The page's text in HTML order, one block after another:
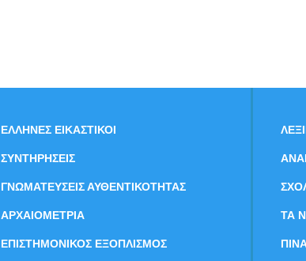
ΕΛΛΗΝΕΣ ΕΙΚΑΣΤΙΚΟΙ
ΣΥΝΤΗΡΗΣΕΙΣ
ΓΝΩΜΑΤΕΥΣΕΙΣ ΑΥΘΕΝΤΙΚΟΤΗΤΑΣ
ΑΡΧΑΙΟΜΕΤΡΙΑ
ΕΠΙΣΤΗΜΟΝΙΚΟΣ ΕΞΟΠΛΙΣΜΟΣ
ΤΑ